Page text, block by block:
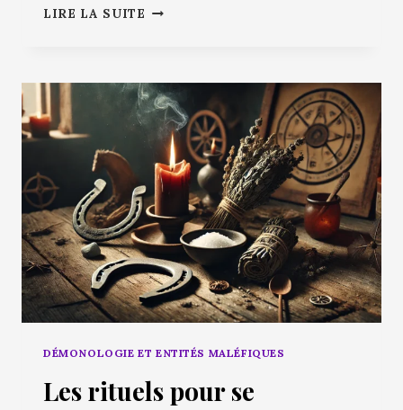
LIRE LA SUITE POSSESSIONS
VRAIES
ET
EFFRAYANTES
DÉMONOLOGIE ET ENTITÉS MALÉFIQUES
Les rituels pour se